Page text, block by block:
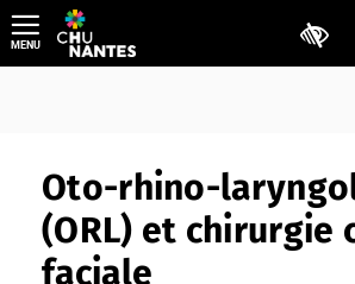
Aller
au
contenu
Outils
MENU
Oto-rhino-
(ORL) et chirurgie
faciale